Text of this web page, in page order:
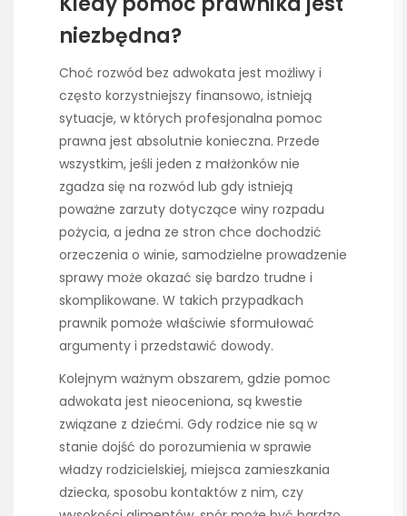
niezbędna?
Choć rozwód bez adwokata jest możliwy i
często korzystniejszy finansowo, istnieją
sytuacje, w których profesjonalna pomoc
prawna jest absolutnie konieczna. Przede
wszystkim, jeśli jeden z małżonków nie
zgadza się na rozwód lub gdy istnieją
poważne zarzuty dotyczące winy rozpadu
pożycia, a jedna ze stron chce dochodzić
orzeczenia o winie, samodzielne prowadzenie
sprawy może okazać się bardzo trudne i
skomplikowane. W takich przypadkach
prawnik pomoże właściwie sformułować
argumenty i przedstawić dowody.
Kolejnym ważnym obszarem, gdzie pomoc
adwokata jest nieoceniona, są kwestie
związane z dziećmi. Gdy rodzice nie są w
stanie dojść do porozumienia w sprawie
władzy rodzicielskiej, miejsca zamieszkania
dziecka, sposobu kontaktów z nim, czy